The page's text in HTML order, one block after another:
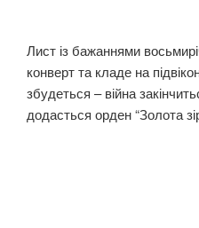
Лист із бажаннями
конверт та кладе на
збудеться – війна
додасться орден “Золота